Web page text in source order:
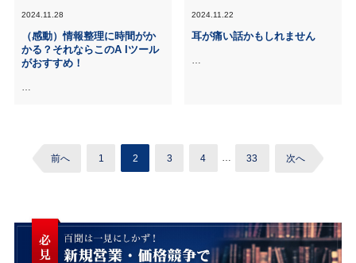
2024.11.28
（感動）情報整理に時間がか
かる？それならこのA Iツール
がおすすめ！
2024.11.22
耳が痛い話かもしれません
前へ 1 2 3 4 … 33 次へ